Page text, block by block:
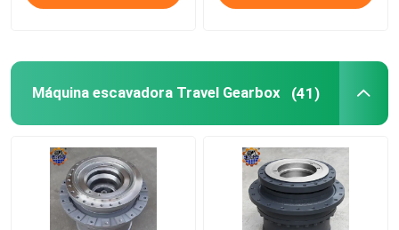
Máquina escavadora Travel Gearbox (41)